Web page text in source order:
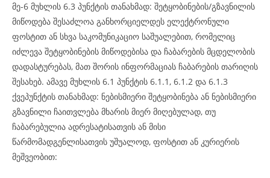
მე-6 მუხლის 6.3 პუნქტის თანახმად: შეტყობინების/გზავნილის
მიწოდება შესაძლოა განხორციელდეს ელექტრონული
ფოსტით ან სხვა საკომუნიკაციო საშუალებით, რომელიც
იძლევა შეტყობინების მიწოდებისა და ჩაბარების მცდელობის
დადასტურებას, მათ შორის ინფორმაციას ჩაბარების თარიღის
შესახებ. ამავე მუხლის 6.1 პუნქტის 6.1.1, 6.1.2 და 6.1.3
ქვეპუნქტის თანახმად: ნებისმიერი შეტყობინება ან ნებისმიერი
გზავნილი ჩაითვლება მხარის მიერ მიღებულად, თუ
ჩაბარებულია ადრესატისათვის ან მისი
წარმომადგენლისათვის უშუალოდ, ფოსტით ან კურიერის
მეშვეობით: